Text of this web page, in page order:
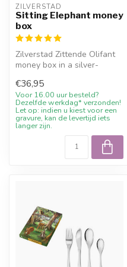
ZILVERSTAD
Sitting Elephant money
box
Zilverstad Zittende Olifant
money box in a silver-
chi...
€36,95
Voor 16.00 uur besteld?
Dezelfde werkdag* verzonden!
Let op: indien u kiest voor een
gravure, kan de levertijd iets
langer zijn.